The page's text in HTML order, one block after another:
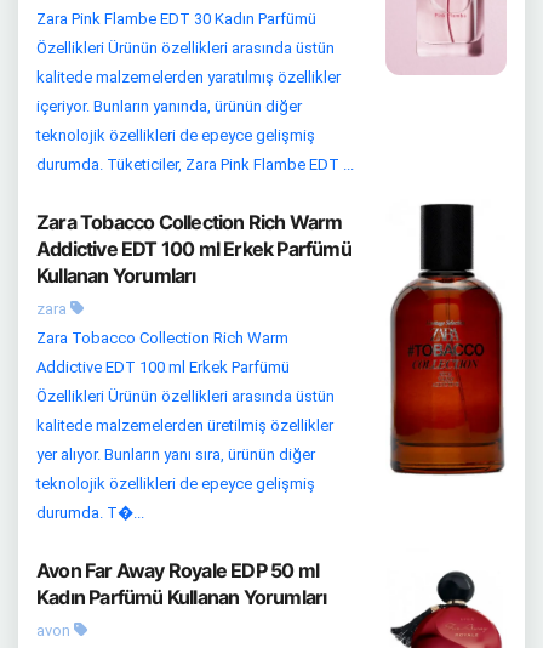
Zara Pink Flambe EDT 30 Kadın Parfümü
Özellikleri Ürünün özellikleri arasında üstün
kalitede malzemelerden yaratılmış özellikler
içeriyor. Bunların yanında, ürünün diğer
teknolojik özellikleri de epeyce gelişmiş
durumda. Tüketiciler, Zara Pink Flambe EDT ...
Zara Tobacco Collection Rich Warm
Addictive EDT 100 ml Erkek Parfümü
Kullanan Yorumları
zara
Zara Tobacco Collection Rich Warm
Addictive EDT 100 ml Erkek Parfümü
Özellikleri Ürünün özellikleri arasında üstün
kalitede malzemelerden üretilmiş özellikler
yer alıyor. Bunların yanı sıra, ürünün diğer
teknolojik özellikleri de epeyce gelişmiş
durumda. T�...
Avon Far Away Royale EDP 50 ml
Kadın Parfümü Kullanan Yorumları
avon